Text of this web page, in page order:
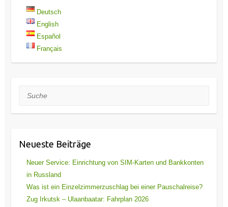
Deutsch
English
Español
Français
Suche
Neueste Beiträge
Neuer Service: Einrichtung von SIM-Karten und Bankkonten
in Russland
Was ist ein Einzelzimmerzuschlag bei einer Pauschalreise?
Zug Irkutsk – Ulaanbaatar: Fahrplan 2026